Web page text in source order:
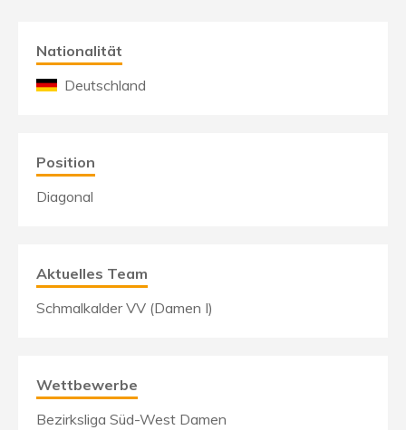
Nationalität
Deutschland
Position
Diagonal
Aktuelles Team
Schmalkalder VV (Damen I)
Wettbewerbe
Bezirksliga Süd-West Damen